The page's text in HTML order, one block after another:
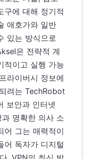
구에 대해 정기적
애호가와 일반
있는 방식으로
은 전략적 계
적이고 실행 가능
라이버시 정보에
려는 TechRobot
보안과 인터넷
명확한 의사 소
어 그는 매력적이
어 독자가 디지털